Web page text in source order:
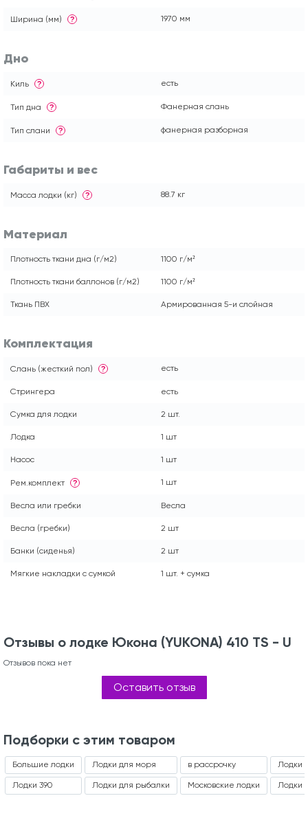
Ширина (мм) ? 1970 мм
Дно
Киль ? есть
Тип дна ? Фанерная слань
Тип слани ? фанерная разборная
Габариты и вес
Масса лодки (кг) ? 88.7 кг
Материал
Плотность ткани дна (г/м2) 1100 г/м²
Плотность ткани баллонов (г/м2) 1100 г/м²
Ткань ПВХ Армированная 5-и слойная
Комплектация
Слань (жесткий пол) ? есть
Стрингера есть
Сумка для лодки 2 шт.
Лодка 1 шт
Насос 1 шт
Рем.комплект ? 1 шт
Весла или гребки Весла
Весла (гребки) 2 шт
Банки (сиденья) 2 шт
Мягкие накладки с сумкой 1 шт. + сумка
Отзывы о лодке Юкона (YUKONA) 410 TS - U
Отзывов пока нет
Оставить отзыв
Подборки с этим товаром
Большие лодки
Лодки 390
Лодки для моря
Лодки для рыбалки
в рассрочку
Московские лодки
Лодки
Лодки